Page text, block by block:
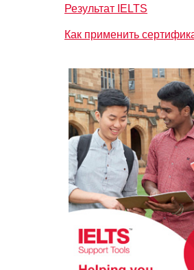
Результат IELTS
Как применить